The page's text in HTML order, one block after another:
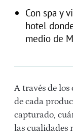
Con spa y
hotel
medio de
A través de
de cada
capturado,
las cualidades